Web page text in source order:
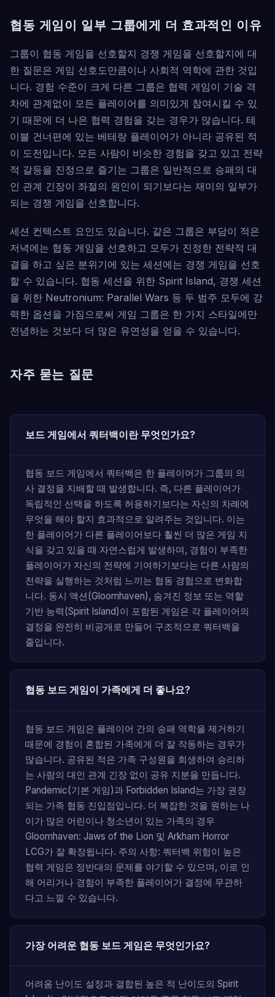
협동 게임이 일부 그룹에게 더 효과적인 이유
그룹이 협동 게임을 선호할지 경쟁 게임을 선호할지에 대
한 질문은 게임 선호도만큼이나 사회적 역학에 관한 것입
니다. 경험 수준이 크게 다른 그룹은 협력 게임이 기술 격
차에 관계없이 모든 플레이어를 의미있게 참여시킬 수 있
기 때문에 더 나은 협력 경험을 갖는 경우가 많습니다. 테
이블 건너편에 있는 베테랑 플레이어가 아니라 공유된 적
이 도전입니다. 모든 사람이 비슷한 경험을 갖고 있고 전략
적 갈등을 진정으로 즐기는 그룹은 일반적으로 승패의 대
인 관계 긴장이 좌절의 원인이 되기보다는 재미의 일부가
되는 경쟁 게임을 선호합니다.
세션 컨텍스트 요인도 있습니다. 같은 그룹은 부담이 적은
저녁에는 협동 게임을 선호하고 모두가 진정한 전략적 대
결을 하고 싶은 분위기에 있는 세션에는 경쟁 게임을 선호
할 수 있습니다. 협동 세션을 위한 Spirit Island, 경쟁 세션
을 위한 Neutronium: Parallel Wars 등 두 범주 모두에 강
력한 옵션을 가짐으로써 게임 그룹은 한 가지 스타일에만
전념하는 것보다 더 많은 유연성을 얻을 수 있습니다.
자주 묻는 질문
보드 게임에서 쿼터백이란 무엇인가요?
협동 보드 게임에서 쿼터백은 한 플레이어가 그룹의 의
사 결정을 지배할 때 발생합니다. 즉, 다른 플레이어가
독립적인 선택을 하도록 허용하기보다는 자신의 차례에
무엇을 해야 할지 효과적으로 알려주는 것입니다. 이는
한 플레이어가 다른 플레이어보다 훨씬 더 많은 게임 지
식을 갖고 있을 때 자연스럽게 발생하며, 경험이 부족한
플레이어가 자신의 전략에 기여하기보다는 다른 사람의
전략을 실행하는 것처럼 느끼는 협동 경험으로 변화합
니다. 동시 액션(Gloomhaven), 숨겨진 정보 또는 역할
기반 능력(Spirit Island)이 포함된 게임은 각 플레이어의
결정을 완전히 비공개로 만들어 구조적으로 쿼터백을
줄입니다.
협동 보드 게임이 가족에게 더 좋나요?
협동 보드 게임은 플레이어 간의 승패 역학을 제거하기
때문에 경험이 혼합된 가족에게 더 잘 작동하는 경우가
많습니다. 공유된 적은 가족 구성원을 희생하여 승리하
는 사람의 대인 관계 긴장 없이 공유 지분을 만듭니다.
Pandemic(기본 게임)과 Forbidden Island는 가장 권장
되는 가족 협동 진입점입니다. 더 복잡한 것을 원하는 나
이가 많은 어린이나 청소년이 있는 가족의 경우
Gloomhaven: Jaws of the Lion 및 Arkham Horror
LCG가 잘 확장됩니다. 주의 사항: 쿼터백 위험이 높은
협력 게임은 정반대의 문제를 야기할 수 있으며, 이로 인
해 어리거나 경험이 부족한 플레이어가 결정에 무관하
다고 느낄 수 있습니다.
가장 어려운 협동 보드 게임은 무엇인가요?
어려움 난이도 설정과 결합된 높은 적 난이도의 Spirit